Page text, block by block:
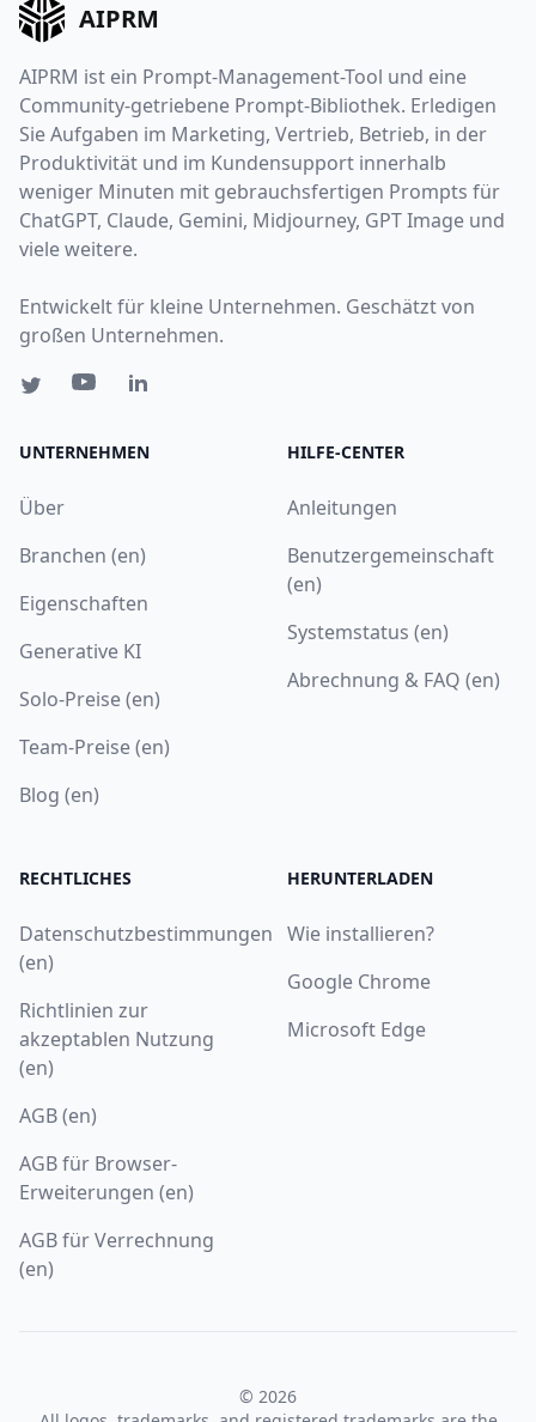
AIPRM
AIPRM ist ein Prompt-Management-Tool und eine
Community-getriebene Prompt-Bibliothek. Erledigen
Sie Aufgaben im Marketing, Vertrieb, Betrieb, in der
Produktivität und im Kundensupport innerhalb
weniger Minuten mit gebrauchsfertigen Prompts für
ChatGPT, Claude, Gemini, Midjourney, GPT Image und
viele weitere.
Entwickelt für kleine Unternehmen. Geschätzt von
großen Unternehmen.
UNTERNEHMEN
Über
Branchen (en)
Eigenschaften
Generative KI
Solo-Preise (en)
Team-Preise (en)
Blog (en)
HILFE-CENTER
Anleitungen
Benutzergemeinschaft
(en)
Systemstatus (en)
Abrechnung & FAQ (en)
RECHTLICHES
Datenschutzbestimmungen
(en)
Richtlinien zur
akzeptablen Nutzung
(en)
AGB (en)
AGB für Browser-
Erweiterungen (en)
AGB für Verrechnung
(en)
HERUNTERLADEN
Wie installieren?
Google Chrome
Microsoft Edge
© 2026